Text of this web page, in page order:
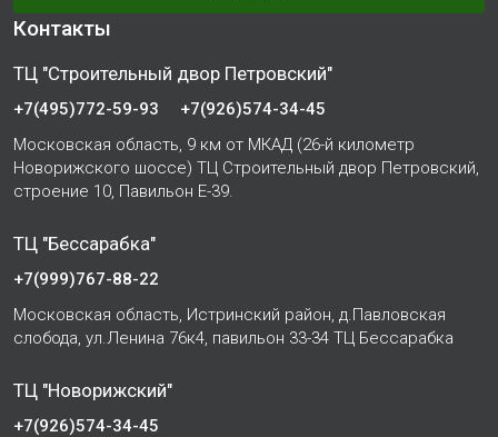
Контакты
ТЦ "Строительный двор Петровский"
+7(495)772-59-93
+7(926)574-34-45
Московская область, 9 км от МКАД (26-й километр
Новорижского шоссе) ТЦ Строительный двор Петровский,
строение 10, Павильон Е-39.
ТЦ "Бессарабка"
+7(999)767-88-22
Московская область, Истринский район, д.Павловская
слобода, ул.Ленина 76к4, павильон 33-34 ТЦ Бессарабка
ТЦ "Новорижский"
+7(926)574-34-45